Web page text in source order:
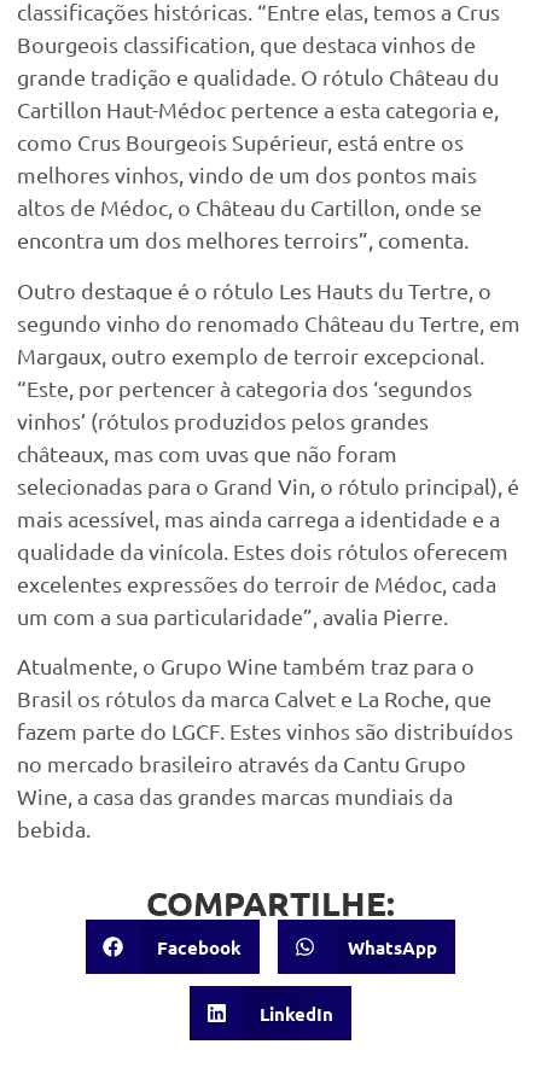
classificações históricas. “Entre elas, temos a Crus
Bourgeois classification, que destaca vinhos de
grande tradição e qualidade. O rótulo Château du
Cartillon Haut-Médoc pertence a esta categoria e,
como Crus Bourgeois Supérieur, está entre os
melhores vinhos, vindo de um dos pontos mais
altos de Médoc, o Château du Cartillon, onde se
encontra um dos melhores terroirs”, comenta.
Outro destaque é o rótulo Les Hauts du Tertre, o
segundo vinho do renomado Château du Tertre, em
Margaux, outro exemplo de terroir excepcional.
“Este, por pertencer à categoria dos ‘segundos
vinhos’ (rótulos produzidos pelos grandes
châteaux, mas com uvas que não foram
selecionadas para o Grand Vin, o rótulo principal), é
mais acessível, mas ainda carrega a identidade e a
qualidade da vinícola. Estes dois rótulos oferecem
excelentes expressões do terroir de Médoc, cada
um com a sua particularidade”, avalia Pierre.
Atualmente, o Grupo Wine também traz para o
Brasil os rótulos da marca Calvet e La Roche, que
fazem parte do LGCF. Estes vinhos são distribuídos
no mercado brasileiro através da Cantu Grupo
Wine, a casa das grandes marcas mundiais da
bebida.
COMPARTILHE:
Facebook WhatsApp
LinkedIn